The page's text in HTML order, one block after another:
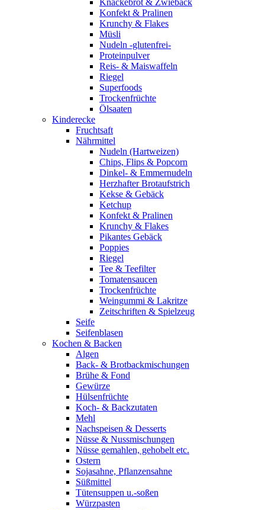
Knäckebrot & Zwieback
Konfekt & Pralinen
Krunchy & Flakes
Müsli
Nudeln -glutenfrei-
Proteinpulver
Reis- & Maiswaffeln
Riegel
Superfoods
Trockenfrüchte
Ölsaaten
Kinderecke
Fruchtsaft
Nährmittel
Nudeln (Hartweizen)
Chips, Flips & Popcorn
Dinkel- & Emmernudeln
Herzhafter Brotaufstrich
Kekse & Gebäck
Ketchup
Konfekt & Pralinen
Krunchy & Flakes
Pikantes Gebäck
Poppies
Riegel
Tee & Teefilter
Tomatensaucen
Trockenfrüchte
Weingummi & Lakritze
Zeitschriften & Spielzeug
Seife
Seifenblasen
Kochen & Backen
Algen
Back- & Brotbackmischungen
Brühe & Fond
Gewürze
Hülsenfrüchte
Koch- & Backzutaten
Mehl
Nachspeisen & Desserts
Nüsse & Nussmischungen
Nüsse gemahlen, gehobelt etc.
Ostern
Sojasahne, Pflanzensahne
Süßmittel
Tütensuppen u.-soßen
Würzpasten